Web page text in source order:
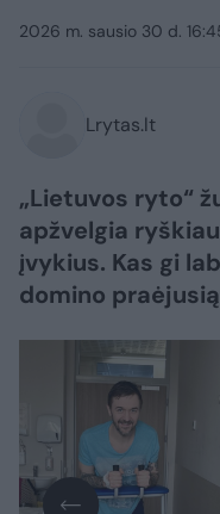
2026 m. sausio 30 d.
Lrytas.lt
„Lietuvos ryto“
apžvelgia
įvykius. Kas gi
domino